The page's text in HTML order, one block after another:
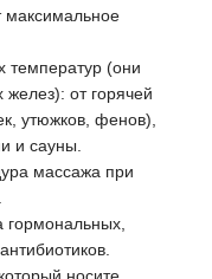
температур (они
от горячей
утюжков, фенов),
и сауны.
массажа при
гормональных,